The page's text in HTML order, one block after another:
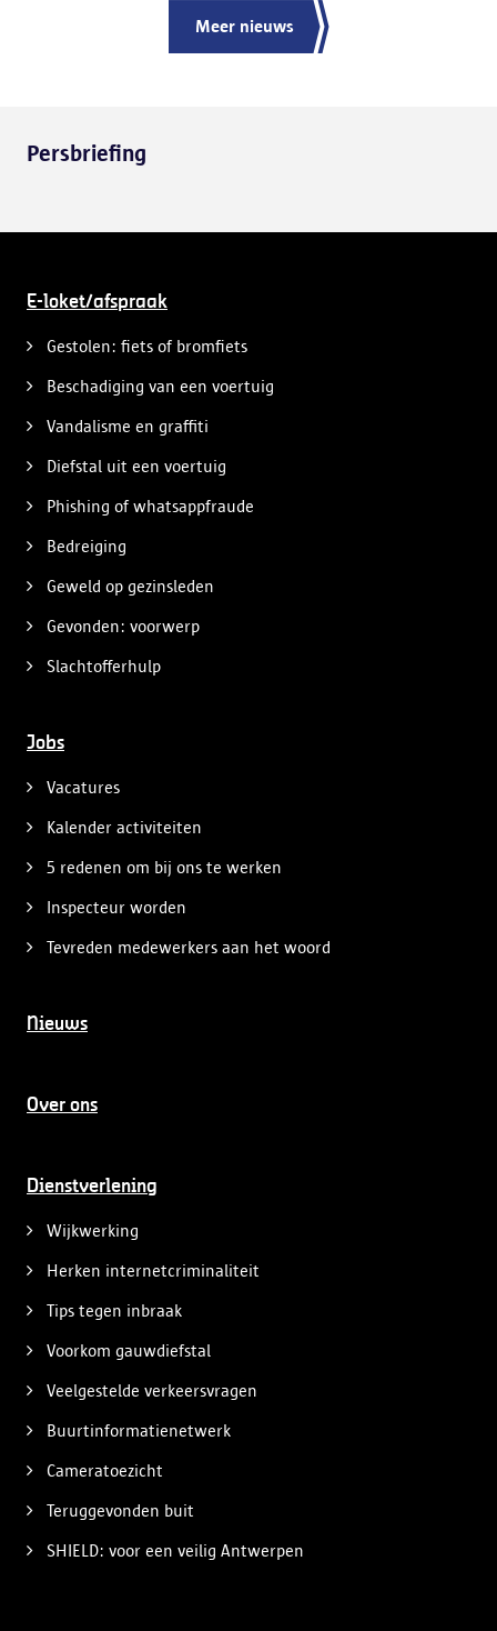
Meer nieuws
Persbriefing
E-loket/afspraak
Gestolen: fiets of bromfiets
Beschadiging van een voertuig
Vandalisme en graffiti
Diefstal uit een voertuig
Phishing of whatsappfraude
Bedreiging
Geweld op gezinsleden
Gevonden: voorwerp
Slachtofferhulp
Jobs
Vacatures
Kalender activiteiten
5 redenen om bij ons te werken
Inspecteur worden
Tevreden medewerkers aan het woord
Nieuws
Over ons
Dienstverlening
Wijkwerking
Herken internetcriminaliteit
Tips tegen inbraak
Voorkom gauwdiefstal
Veelgestelde verkeersvragen
Buurtinformatienetwerk
Cameratoezicht
Teruggevonden buit
SHIELD: voor een veilig Antwerpen